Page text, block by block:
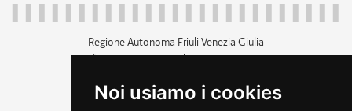
Noi usiamo i cookies
Regione Autonoma Friuli Venezia Giulia
c.f. 80014930327; p.iva 00526040324
+39 040 3771111